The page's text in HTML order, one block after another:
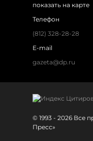
показать на карте
Телефон
(812) 328-28-28
E-mail
gazeta@dp.ru
© 1993 - 2026 Все
Пресс»